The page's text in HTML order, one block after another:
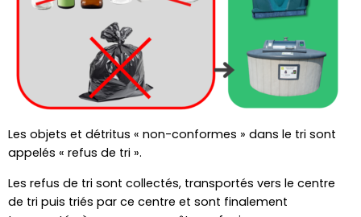
Les objets et détritus « non-conformes » dans le tri sont
appelés « refus de tri ».
Les refus de tri sont collectés, transportés vers le centre
de tri puis triés par ce centre et sont finalement